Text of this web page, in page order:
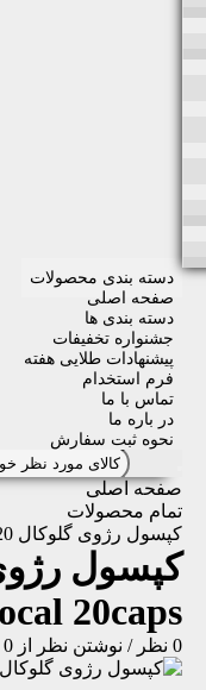
دسته بندی محصولات
صفحه اصلی
دسته بندی ها
جشنواره تخفیفات
پیشنهادات طلایی هفته
فرم استخدام
تماس با ما
در باره ما
نحوه ثبت سفارش
صفحه اصلی
تمام محصولات
كپسول رژوی گلوكال 20 عدد
كپسول رژوی
20caps
0 نظر / نوشتن نظر از 0 رای